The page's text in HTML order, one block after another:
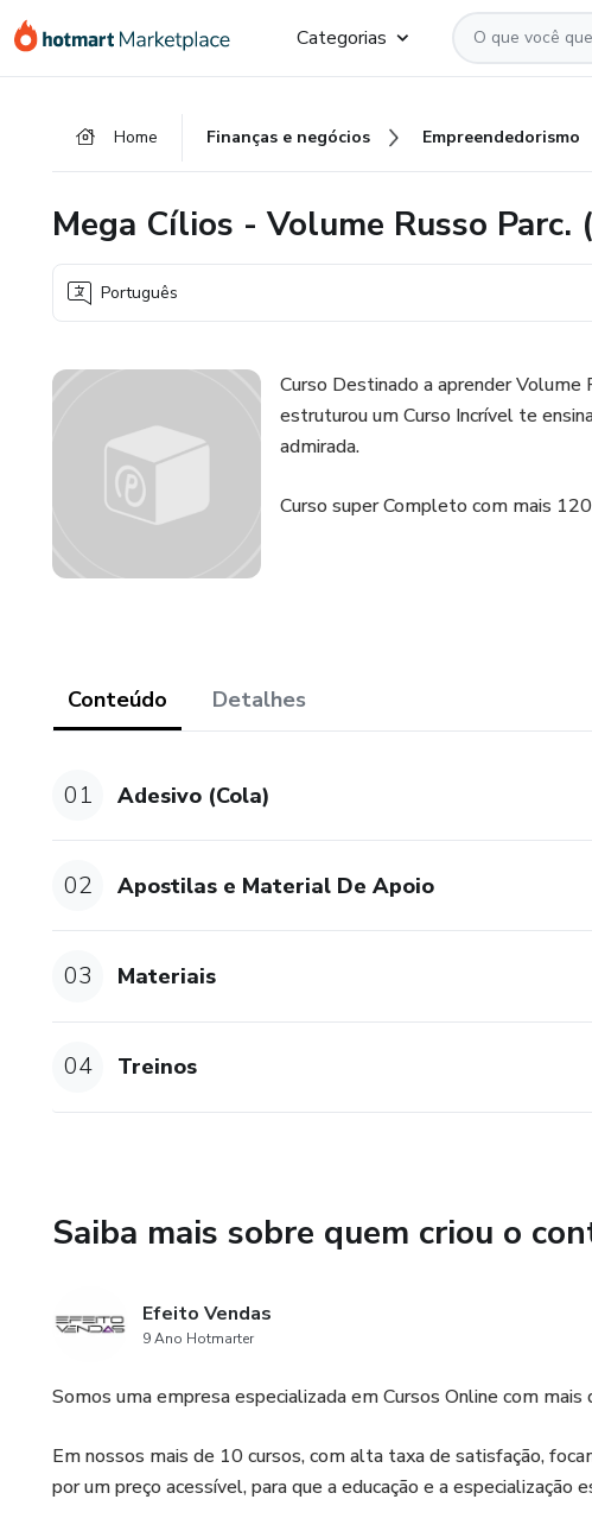
para
para
para
Categorias
Home Finanças e negócios Empreendedorismo
Mega Cílios - Volume Russo Parc.
Português
Curso Destinado a aprender Volume
estruturou um Curso Incrível te
admirada.
Curso super Completo com mais
Conteúdo Detalhes
01 Adesivo (Cola)
02 Apostilas e Material De Apoio
03 Materiais
04 Treinos
Saiba mais sobre quem criou o
Efeito Vendas
9 Ano Hotmarter
Somos uma empresa especializada em Cursos Online com mais
Em nossos mais de 10 cursos, com alta taxa de satisfação,
por um preço acessível, para que a educação e a especialização